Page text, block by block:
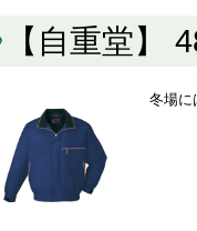
【自重堂
冬場に